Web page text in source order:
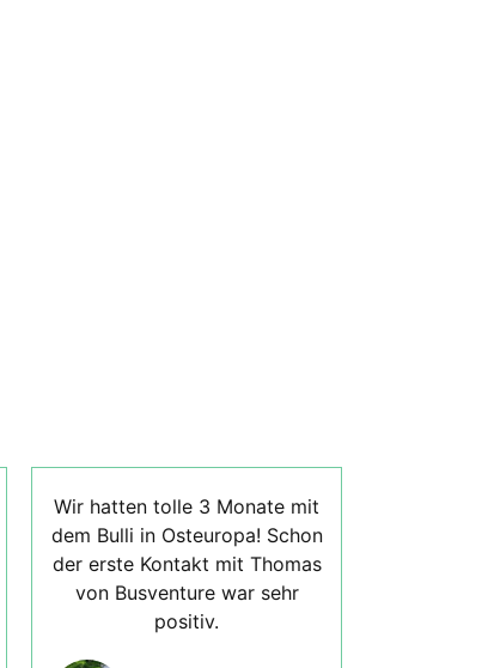
Wir hatten tolle 3 Monate mit
dem Bulli in Osteuropa! Schon
der erste Kontakt mit Thomas
von Busventure war sehr
positiv.